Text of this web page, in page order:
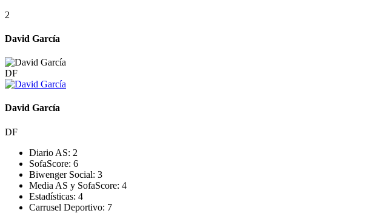
2
David García
DF
David García
DF
Diario AS: 2
SofaScore: 6
Biwenger Social: 3
Media AS y SofaScore: 4
Estadísticas: 4
Carrusel Deportivo: 7